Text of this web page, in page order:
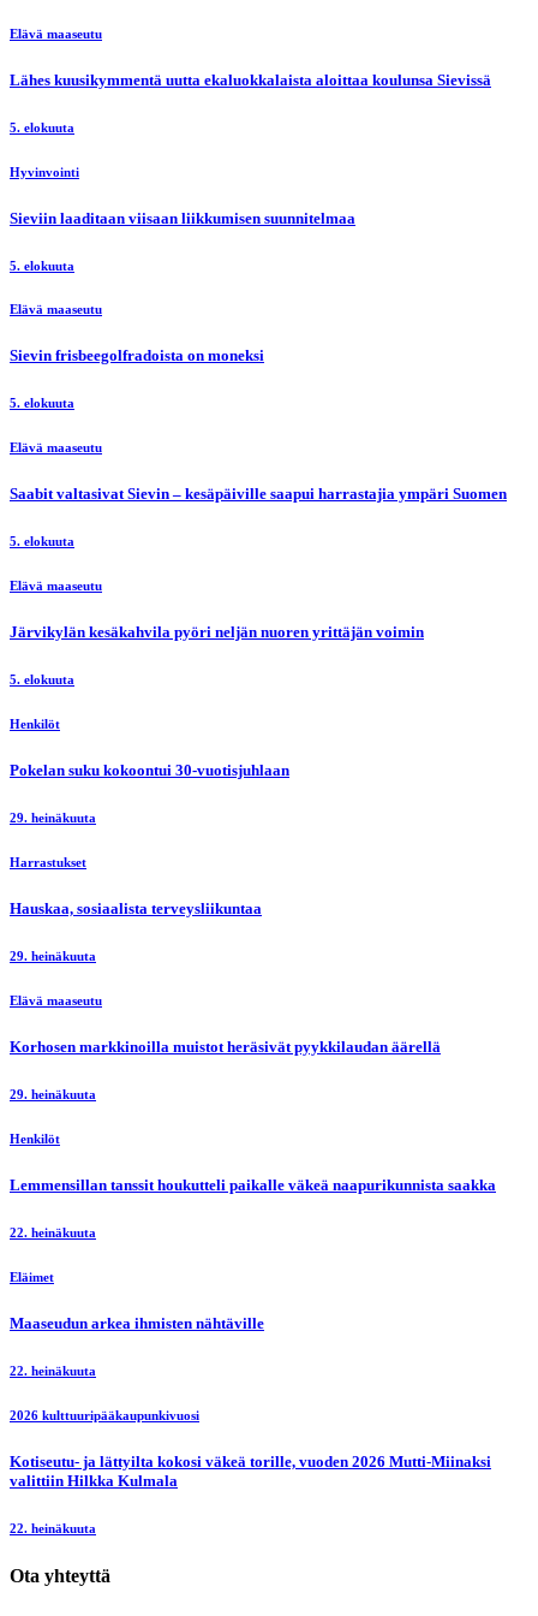
Elävä maaseutu
Lähes kuusikymmentä uutta ekaluokkalaista aloittaa koulunsa Sievissä
5. elokuuta
Hyvinvointi
Sieviin laaditaan viisaan liikkumisen suunnitelmaa
5. elokuuta
Elävä maaseutu
Sievin frisbeegolfradoista on moneksi
5. elokuuta
Elävä maaseutu
Saabit valtasivat Sievin – kesäpäiville saapui harrastajia ympäri Suomen
5. elokuuta
Elävä maaseutu
Järvikylän kesäkahvila pyöri neljän nuoren yrittäjän voimin
5. elokuuta
Henkilöt
Pokelan suku kokoontui 30-vuotisjuhlaan
29. heinäkuuta
Harrastukset
Hauskaa, sosiaalista terveysliikuntaa
29. heinäkuuta
Elävä maaseutu
Korhosen markkinoilla muistot heräsivät pyykkilaudan äärellä
29. heinäkuuta
Henkilöt
Lemmensillan tanssit houkutteli paikalle väkeä naapurikunnista saakka
22. heinäkuuta
Eläimet
Maaseudun arkea ihmisten nähtäville
22. heinäkuuta
2026 kulttuuripääkaupunkivuosi
Kotiseutu- ja lättyilta kokosi väkeä torille, vuoden 2026 Mutti-Miinaksi
valittiin Hilkka Kulmala
22. heinäkuuta
Ota yhteyttä